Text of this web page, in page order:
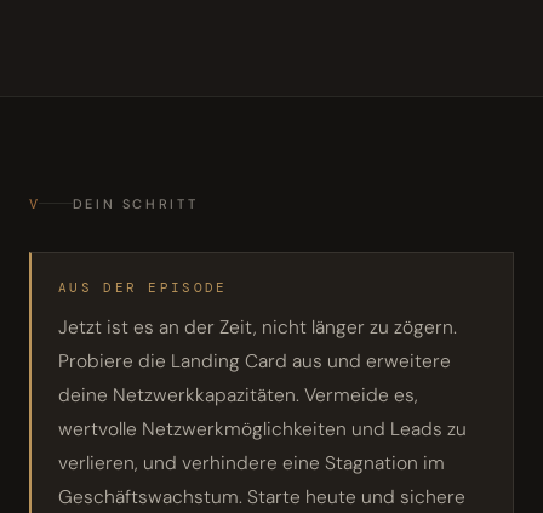
V DEIN SCHRITT
AUS DER EPISODE
Jetzt ist es an der Zeit, nicht länger zu zögern.
Probiere die Landing Card aus und erweitere
deine Netzwerkkapazitäten. Vermeide es,
wertvolle Netzwerkmöglichkeiten und Leads zu
verlieren, und verhindere eine Stagnation im
Geschäftswachstum. Starte heute und sichere